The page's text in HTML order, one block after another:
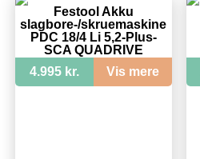
Festool Akku
slagbore-/skruemaskine
PDC 18/4 Li 5,2-Plus-
SCA QUADRIVE
4.995 kr.
Vis mere